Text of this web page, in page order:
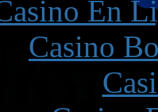
En
Casino